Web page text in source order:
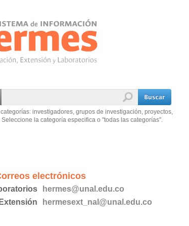
investigadores, grupos de investigación, proyectos,
la categoría especifica o "todas las categorías".
electrónicos
hermes@unal.edu.co
Extensión
hermesext_nal@unal.edu.co